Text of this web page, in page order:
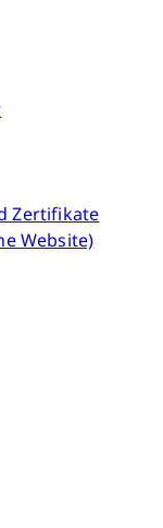
Zertifikate
Website)